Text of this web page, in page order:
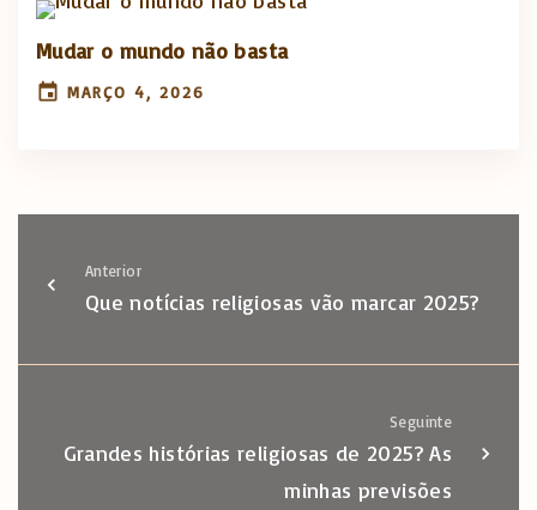
Mudar o mundo não basta
MARÇO 4, 2026
Anterior
Que notícias religiosas vão marcar 2025?
Seguinte
Grandes histórias religiosas de 2025? As
minhas previsões